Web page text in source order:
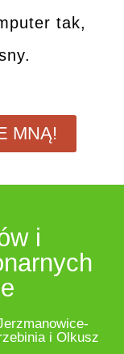
tak,
MNĄ!
i
i Olkusz